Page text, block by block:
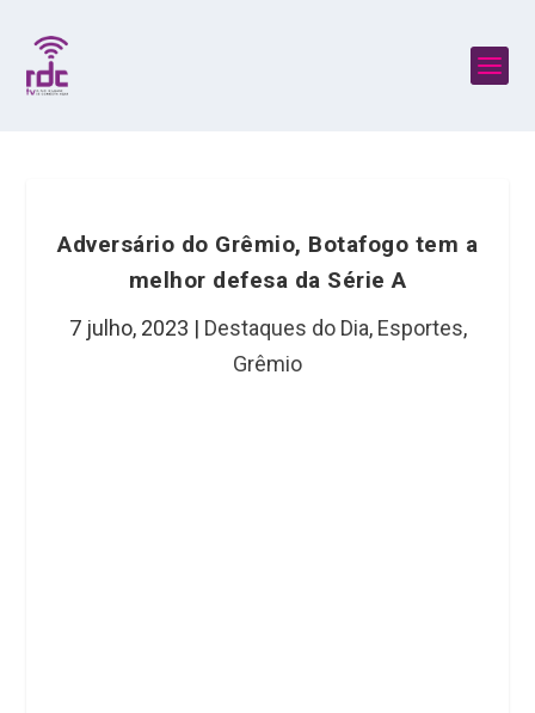
Adversário do Grêmio, Botafogo tem a
melhor defesa da Série A
7 julho, 2023 | Destaques do Dia, Esportes,
Grêmio